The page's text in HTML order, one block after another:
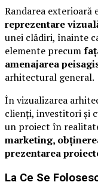
Randarea exterioară
reprezentare
unei clădiri, înainte
elemente precum
amenajarea
arhitectural general.
În vizualizarea
clienți, investitori și
un proiect în
marketing,
prezentarea
La Ce Se